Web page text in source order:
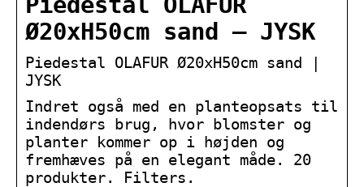
Ø20xH50cm sand – JYSK
Piedestal OLAFUR Ø20xH50cm sand |
JYSK
Indret også med en planteopsats til
indendørs brug, hvor blomster og
planter kommer op i højden og
fremhæves på en elegant måde. 20
produkter. Filters.